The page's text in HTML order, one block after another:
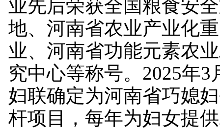
业先后荣获全国粮食安
地、河南省农业产业化
业、河南省功能元素农
究中心等称号。2025年3
妇联确定为河南省巧媳
杆项目，每年为妇女提